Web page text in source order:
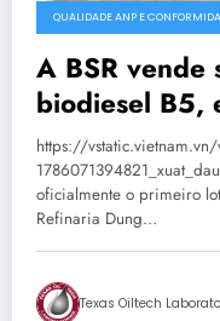
QUALIDADE ANP E
A BSR vende
biodiesel B5,
mercado de
https://
oficialmente o primeiro
Refinaria Dung…
Texas Oiltech